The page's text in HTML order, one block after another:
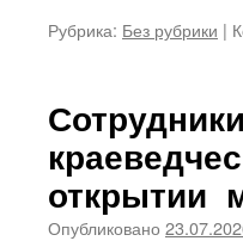
Рубрика: Без рубрики |
открытии
Опубликовано